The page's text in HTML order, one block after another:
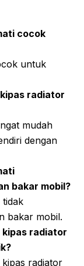
cocok
untuk
radiator
mudah
dengan
bakar mobil?
tidak
bakar mobil.
kipas radiator
radiator